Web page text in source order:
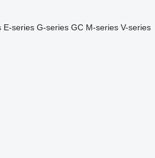
E-series G-series GC M-series V-series